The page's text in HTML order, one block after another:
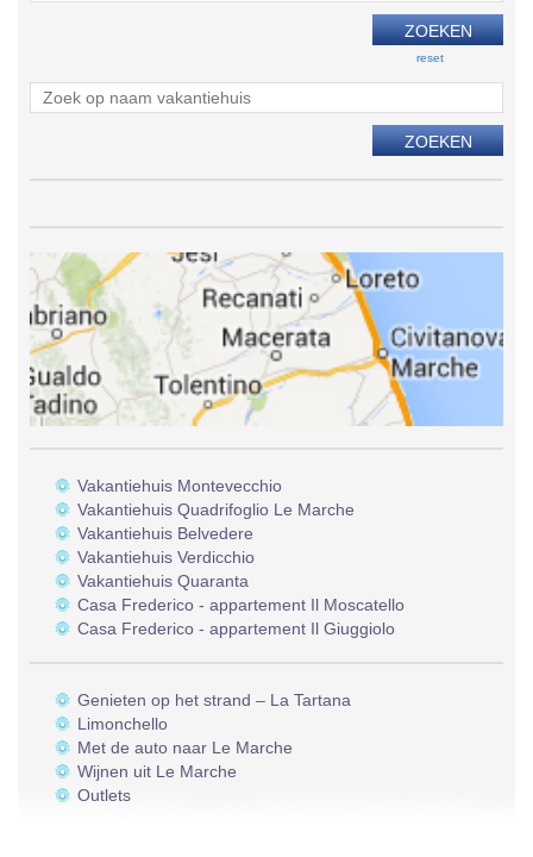
reset
Vakantiehuis Montevecchio
Vakantiehuis Quadrifoglio Le Marche
Vakantiehuis Belvedere
Vakantiehuis Verdicchio
Vakantiehuis Quaranta
Casa Frederico - appartement Il Moscatello
Casa Frederico - appartement Il Giuggiolo
Genieten op het strand – La Tartana
Limonchello
Met de auto naar Le Marche
Wijnen uit Le Marche
Outlets